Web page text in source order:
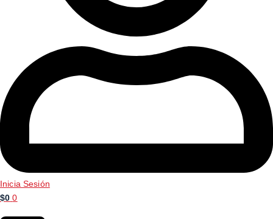
Inicia Sesión
$0 0